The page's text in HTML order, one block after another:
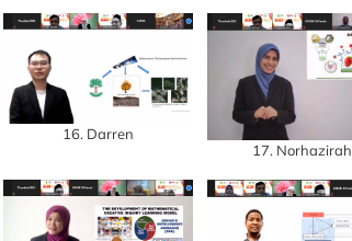
16. Darren
17. Norhazirah